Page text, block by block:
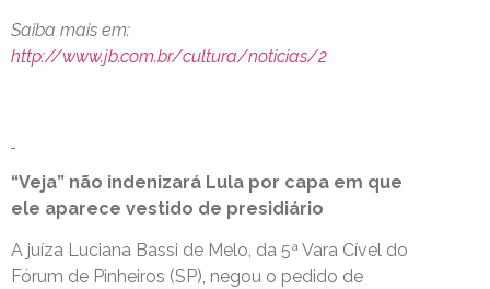
Saiba mais em:
http://www.jb.com.br/cultura/noticias/2
“Veja” não indenizará Lula por capa em que
ele aparece vestido de presidiário
A juíza Luciana Bassi de Melo, da 5ª Vara Cível do
Fórum de Pinheiros (SP), negou o pedido de